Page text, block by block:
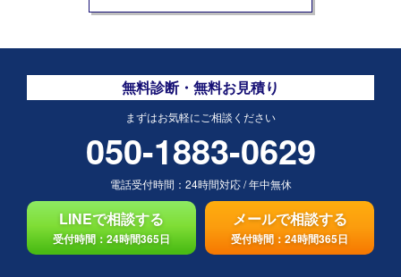
無料診断・無料お見積り
まずはお気軽にご相談ください
050-1883-0629
電話受付時間： 24時間対応/年中無休
LINEで相談する
受付時間：24時間365日
メールで相談する
受付時間：24時間365日